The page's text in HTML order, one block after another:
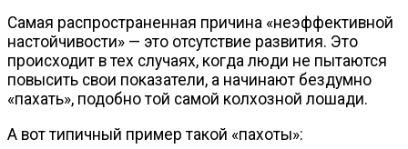
Самая распространенная причина «неэффективной
настойчивости» — это отсутствие развития. Это
происходит в тех случаях, когда люди не пытаются
повысить свои показатели, а начинают бездумно
«пахать», подобно той самой колхозной лошади.
А вот типичный пример такой «пахоты»: